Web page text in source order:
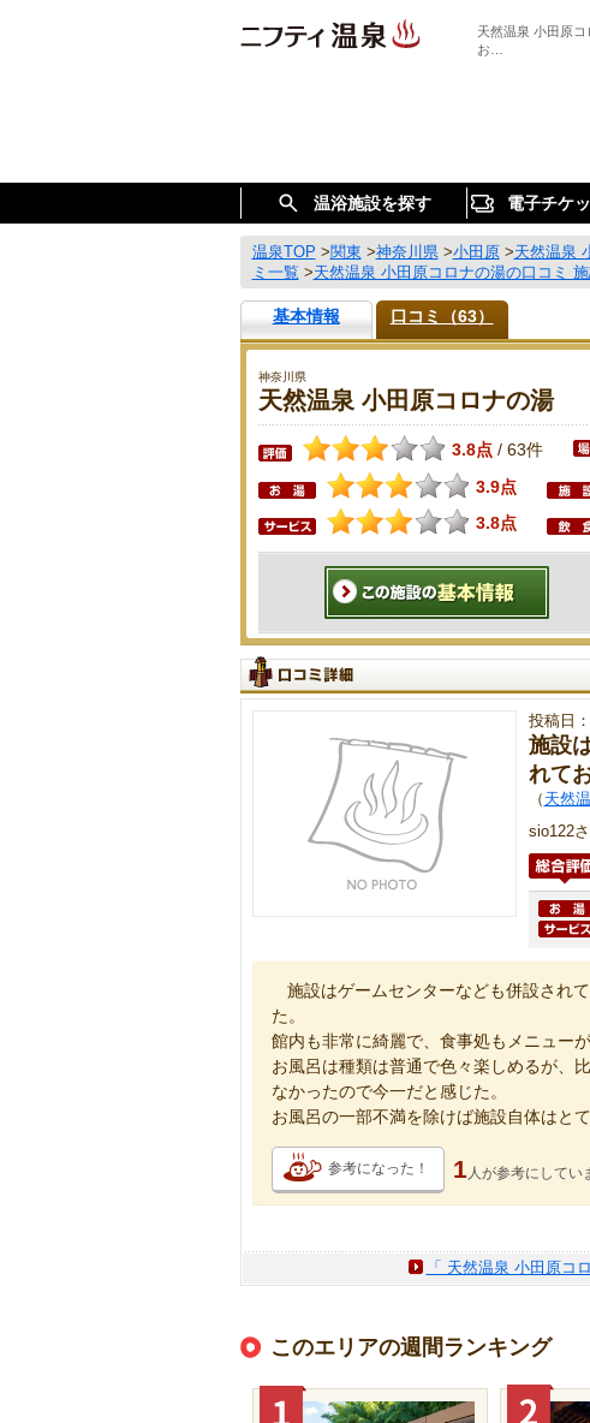
天然温泉 小田原
お…
温浴施設を探す 電子チケ
温泉TOP >関東 >神奈川県>小田原>天然温泉
ミ一覧 >天然温泉 小田原コロナの湯の口コミ
基本情報 口コミ（63）
神奈川県
天然温泉 小田原コロナの湯
3.8点 / 63件
3.9点
3.8点
投稿日
施設
れて
（ 天然
sio122
施設はゲームセンターなども併設され
た。
館内も非常に綺麗で、食事処もメニュー
お風呂は種類は普通で色々楽しめるが、
なかったので今一だと感じた。
お風呂の一部不満を除けば施設自体はと
参考になった！ 1 人が参考にしてい
「 天然温泉 小田原コ
このエリアの週間ランキング